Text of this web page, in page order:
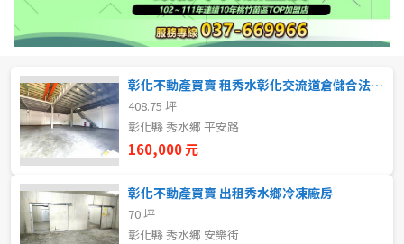
基隆市
新北市
宜蘭縣
桃園市
不限
類型(可複選)
彰化不動產買賣 租秀水彰化交流道倉儲合法廠房
408.75 坪
彰化縣 秀水鄉 平安路
160,000 元
彰化不動產買賣 出租秀水鄉冷凍廠房
70 坪
彰化縣 秀水鄉 安樂街